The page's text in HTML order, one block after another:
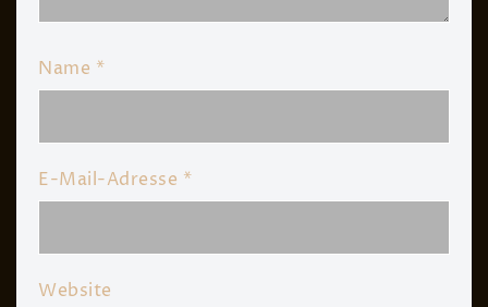
Name *
E-Mail-Adresse *
Website